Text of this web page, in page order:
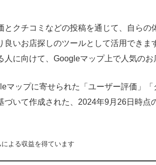
クチコミなどの投稿を通じて、自らの
良いお店探しのツールとして活用できま
に向けて、Googleマップ上で人気のお
ップに寄せられた「ユーザー評価」「
づいて作成された、2024年9月26日時点
よる収益を得ています